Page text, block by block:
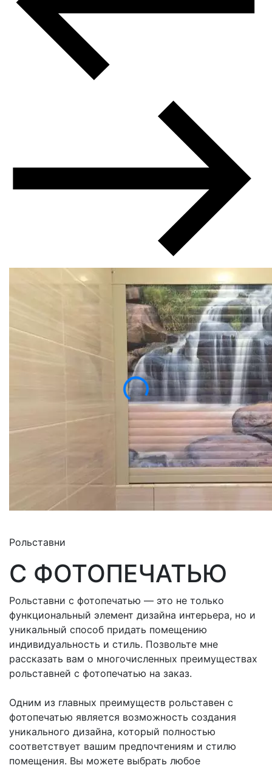
Рольставни
С ФОТОПЕЧАТЬЮ
Рольставни с фотопечатью — это не только
функциональный элемент дизайна интерьера, но и
уникальный способ придать помещению
индивидуальность и стиль. Позвольте мне
рассказать вам о многочисленных преимуществах
рольставней с фотопечатью на заказ.
Одним из главных преимуществ рольставен с
фотопечатью является возможность создания
уникального дизайна, который полностью
соответствует вашим предпочтениям и стилю
помещения. Вы можете выбрать любое